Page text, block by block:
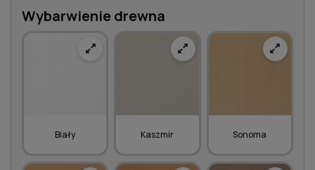
Wybarwienie drewna
Biały Kaszmir Sonoma